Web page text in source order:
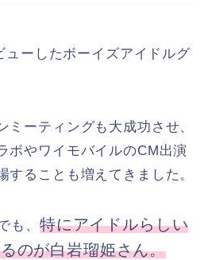
ューしたボーイズアイドルグ
ミーティングも大成功させ、
ボやワイモバイルのCM出演
することも増えてきました。
も、 特にアイドルらしい
のが白岩瑠姫さん。